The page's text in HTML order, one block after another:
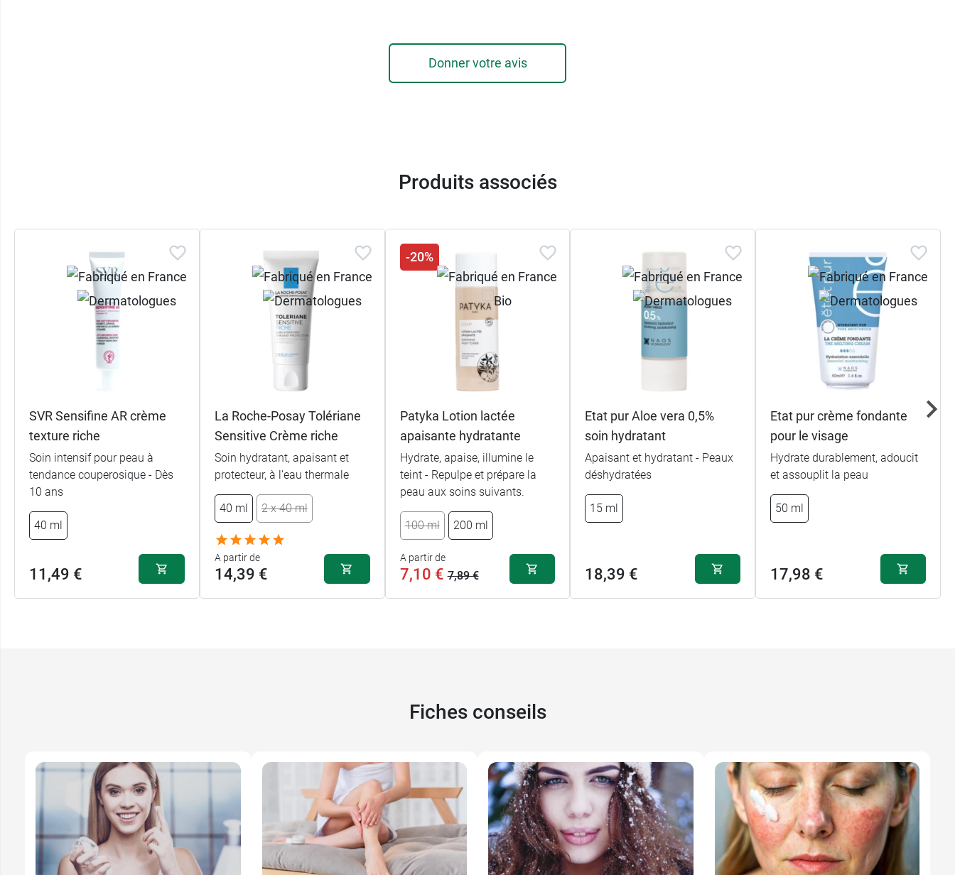
Donner votre avis
Produits associés
SVR Sensifine AR crème
texture riche
Soin intensif pour peau à
tendance couperosique - Dès
10 ans
40 ml
11,49 €
La Roche-Posay Tolériane
Sensitive Crème riche
Soin hydratant, apaisant et
protecteur, à l'eau thermale
40 ml 2 x 40 ml
A partir de
14,39 €
40 ml 14,39 €
-20%
Patyka Lotion lactée
apaisante hydratante
Hydrate, apaise, illumine le
teint - Repulpe et prépare la
peau aux soins suivants.
100 ml 200 ml
A partir de
7,10 € 7,89 €
100 ml 7,10 €
Etat pur Aloe vera 0,5%
soin hydratant
Apaisant et hydratant - Peaux
déshydratées
15 ml
18,39 €
Etat pur crème fondante
pour le visage
Hydrate durablement, adoucit
et assouplit la peau
50 ml
17,98 €
Fiches conseils